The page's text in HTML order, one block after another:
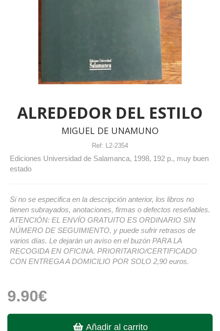
ALREDEDOR DEL ESTILO
MIGUEL DE UNAMUNO
Ref: L2-2354
Ediciones Universidad de Salamanca, 1998, 192 p., muy buen
estado
Si no se especifica en la descripción anterior, los libros no
tienen subrayados, anotaciones, firmas o defectos reseñables.
ATENCIÓN: EL ENVÍO GRATUITO ES ORDINARIO SIN
NÚMERO DE SEGUIMIENTO, y puede sufrir retrasos de
varios días. Le dejarán un aviso en el buzón PARA LA
RECOGIDA EN OFICINA. PRIORITARIO/CERTIFICADO
CON ENTREGA A DOMICILIO POR SOLO 2,90 euros.
9.90€
Añadir al carrito